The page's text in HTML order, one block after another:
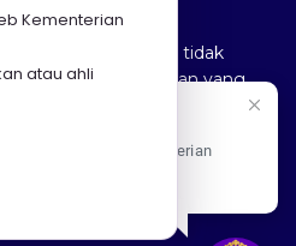
dan Kementerian
(MOTAC) adalah tidak
atau kerugian yang
mana-mana maklumat
PELANCONGAN SENI
Kementerian
atau ahli
ke Portal Rasmi Kementerian